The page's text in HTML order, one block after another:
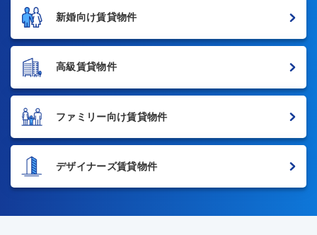
新婚向け賃貸物件
高級賃貸物件
ファミリー向け賃貸物件
デザイナーズ賃貸物件